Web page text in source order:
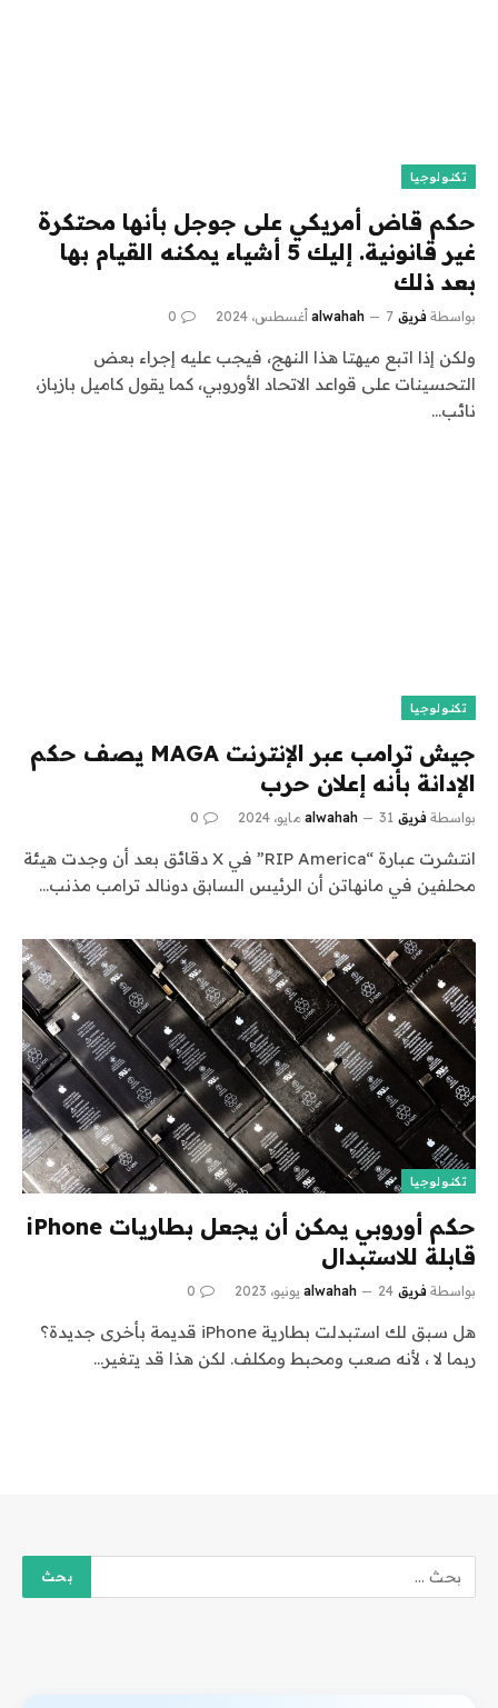
تكنولوجيا
حكم قاض أمريكي على جوجل بأنها محتكرة
غير قانونية. إليك 5 أشياء يمكنه القيام بها
بعد ذلك
بواسطة فريق alwahah 7 أغسطس، 2024 0
ولكن إذا اتبع ميهتا هذا النهج، فيجب عليه إجراء بعض
التحسينات على قواعد الاتحاد الأوروبي، كما يقول كاميل بازباز،
نائب…
تكنولوجيا
جيش ترامب عبر الإنترنت MAGA يصف حكم
الإدانة بأنه إعلان حرب
بواسطة فريق alwahah 31 مايو، 2024 0
انتشرت عبارة “RIP America” ​​في X دقائق بعد أن وجدت هيئة
محلفين في مانهاتن أن الرئيس السابق دونالد ترامب مذنب…
تكنولوجيا
حكم أوروبي يمكن أن يجعل بطاريات iPhone
قابلة للاستبدال
بواسطة فريق alwahah 24 يونيو، 2023 0
هل سبق لك استبدلت بطارية iPhone قديمة بأخرى جديدة؟
ربما لا ، لأنه صعب ومحبط ومكلف. لكن هذا قد يتغير…